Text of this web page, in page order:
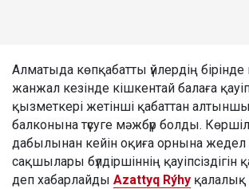
Алматыда көпқабатты үйлердің
жанжал кезінде кішкентай балаға
қызметкері жетінші қабаттан
балконына түсуге мәжбүр болды.
дабылынан кейін оқиға орнына жедел
сақшылары бүлдіршіннің қауіпсіздігін
деп хабарлайды Azattyq Rýhy қалалық